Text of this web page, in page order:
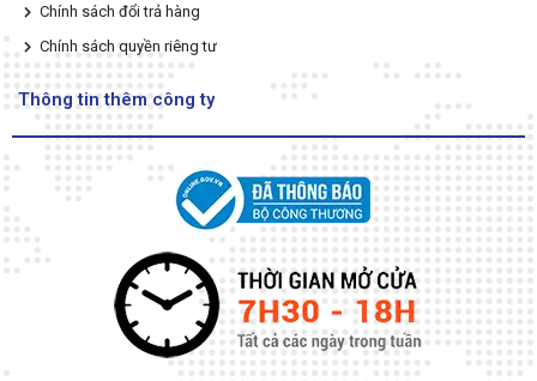
Chính sách đổi trả hàng
Chính sách quyền riêng tư
Thông tin thêm công ty